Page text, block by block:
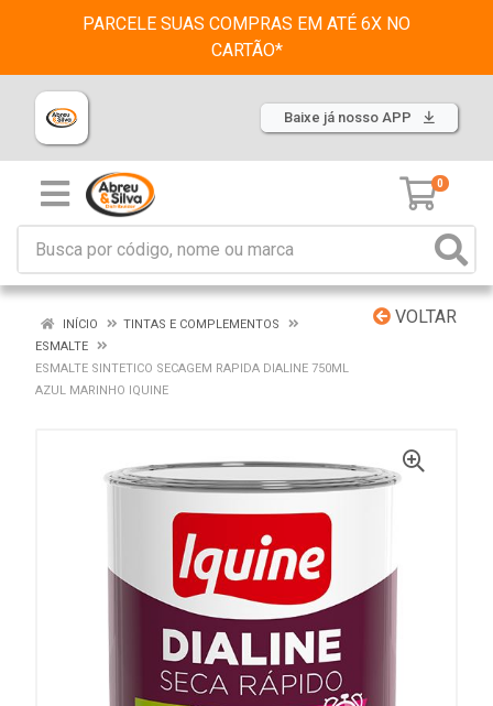
PARCELE SUAS COMPRAS EM ATÉ 6X NO
CARTÃO*
Baixe já nosso APP
0
VOLTAR
INÍCIO
TINTAS E COMPLEMENTOS
ESMALTE
ESMALTE SINTETICO SECAGEM RAPIDA DIALINE 750ML
AZUL MARINHO IQUINE